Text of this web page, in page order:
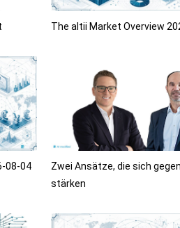
The altii Market Overview
08-04
Zwei Ansätze, die sich
stärken